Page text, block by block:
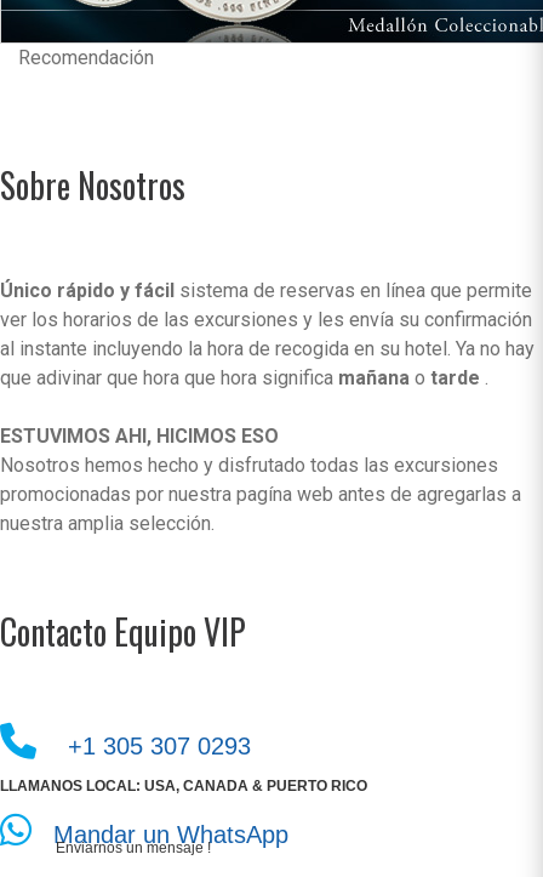
Recomendación
Sobre Nosotros
Único rápido y fácil sistema de reservas en línea que permite
ver los horarios de las excursiones y les envía su confirmación
al instante incluyendo la hora de recogida en su hotel. Ya no hay
que adivinar que hora que hora significa mañana o tarde .
ESTUVIMOS AHI, HICIMOS ESO
Nosotros hemos hecho y disfrutado todas las excursiones
promocionadas por nuestra pagína web antes de agregarlas a
nuestra amplia selección.
Contacto Equipo VIP
+1 305 307 0293
LLAMANOS LOCAL: USA, CANADA & PUERTO RICO
Mandar un WhatsApp
Enviarnos un mensaje !